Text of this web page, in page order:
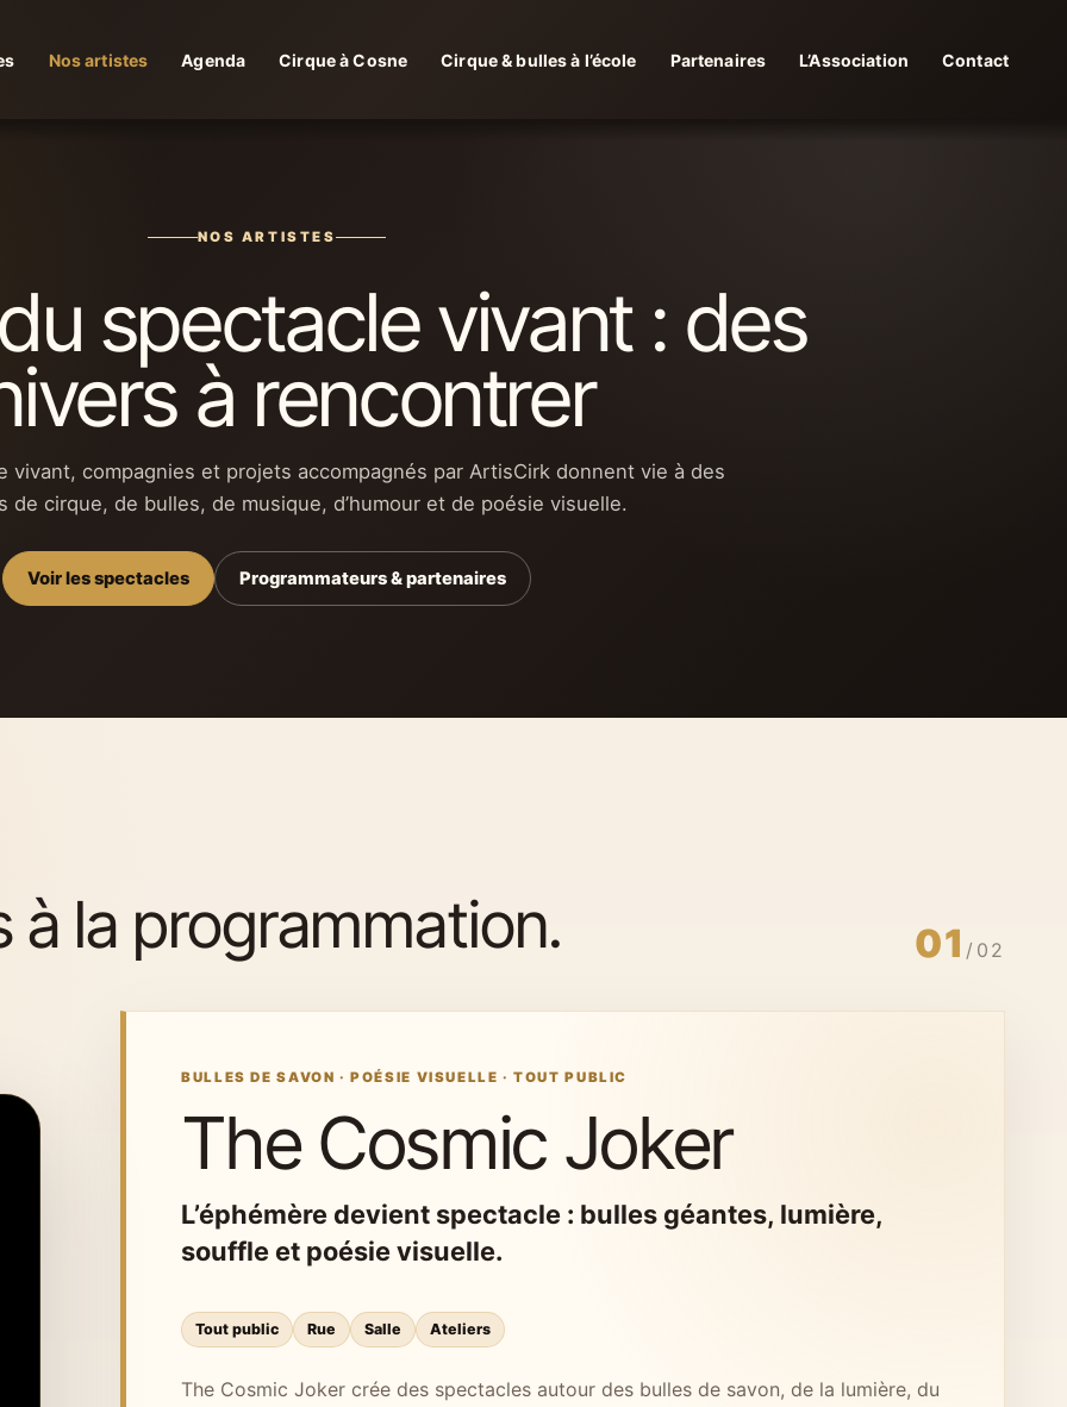
Nos artistes Agenda Cirque à Cosne Cirque & bulles à l’école Partenaires L’Association Contact
NOS ARTISTES
spectacle vivant : des
à rencontrer
vivant, compagnies et projets accompagnés par ArtisCirk donnent vie à des
de cirque, de bulles, de musique, d’humour et de poésie visuelle.
Voir les spectacles Programmateurs & partenaires
à la programmation. 01 / 02
BULLES DE SAVON · POÉSIE VISUELLE · TOUT PUBLIC
The Cosmic Joker
L’éphémère devient spectacle : bulles géantes, lumière,
souffle et poésie visuelle.
Tout public Rue Salle Ateliers
The Cosmic Joker crée des spectacles autour des bulles de savon, de la lumière, du